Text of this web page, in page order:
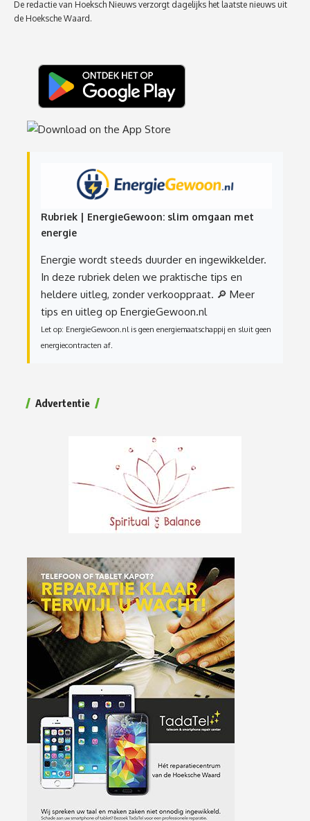
De redactie van Hoeksch Nieuws verzorgt dagelijks het laatste nieuws uit
de Hoeksche Waard.
Rubriek | EnergieGewoon: slim omgaan met
energie
Energie wordt steeds duurder en ingewikkelder.
In deze rubriek delen we praktische tips en
heldere uitleg, zonder verkooppraat. 🔎 Meer
tips en uitleg op EnergieGewoon.nl
Let op: EnergieGewoon.nl is geen energiemaatschappij en sluit geen
energiecontracten af.
Advertentie